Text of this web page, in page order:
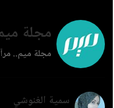
مجلة
مجلة ميم..
سمية الغنوشي